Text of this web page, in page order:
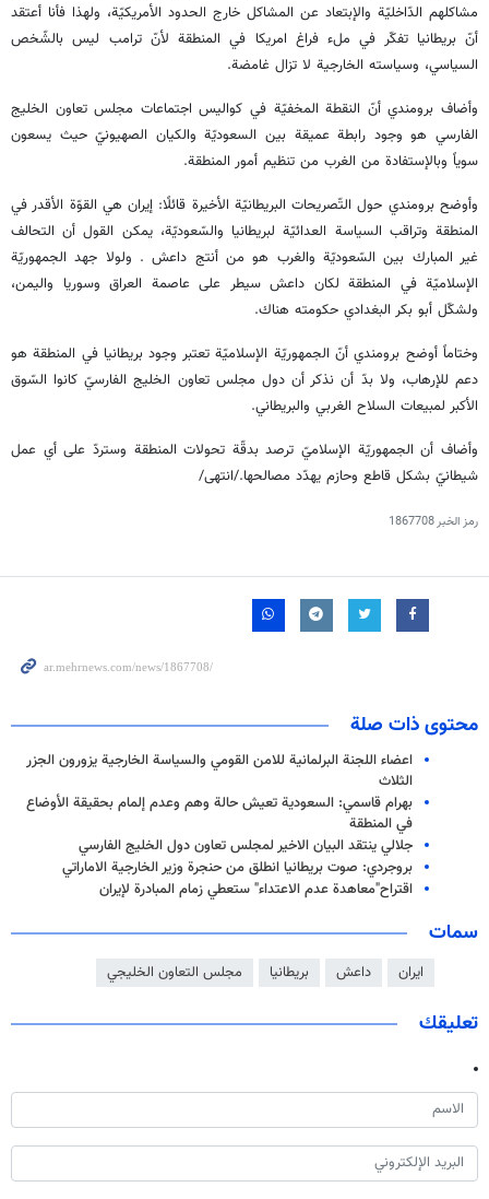
مشاكلهم الدّاخليّة والإبتعاد عن المشاكل خارج الحدود الأمريكيّة، ولهذا فأنا أعتقد
أنّ بريطانيا تفكّر في ملء فراغ امريكا في المنطقة لأنّ ترامب ليس بالشّخص
السياسي، وسياسته الخارجية لا تزال غامضة.
وأضاف برومندي أنّ النقطة المخفيّة في كواليس اجتماعات مجلس تعاون الخليج
الفارسي هو وجود رابطة عميقة بين السعوديّة والكيان الصهيونيّ حيث يسعون
سوياً وبالإستفادة من الغرب من تنظيم أمور المنطقة.
وأوضح برومندي حول التّصريحات البريطانيّة الأخيرة قائلًا: إيران هي القوّة الأقدر في
المنطقة وتراقب السياسة العدائيّة لبريطانيا والسّعوديّة، يمكن القول أن التحالف
غير المبارك بين السّعوديّة والغرب هو من أنتج داعش . ولولا جهد الجمهوريّة
الإسلاميّة في المنطقة لكان داعش سيطر على عاصمة العراق وسوريا واليمن،
ولشكّل أبو بكر البغدادي حكومته هناك.
وختاماً أوضح برومندي أنّ الجمهوريّة الإسلاميّة تعتبر وجود بريطانيا في المنطقة هو
دعم للإرهاب، ولا بدّ أن نذكر أن دول مجلس تعاون الخليج الفارسيّ كانوا السّوق
الأكبر لمبيعات السلاح الغربي والبريطاني.
وأضاف أن الجمهوريّة الإسلاميّ ترصد بدقّة تحولات المنطقة وستردّ على أي عمل
شيطانيّ بشكل قاطع وحازم يهدّد مصالحها./انتهی/
رمز الخبر1867708
محتوى ذات صلة
اعضاء اللجنة البرلمانية للامن القومي والسياسة الخارجية يزورون الجزر
الثلاث
بهرام قاسمي: السعودية تعيش حالة وهم وعدم إلمام بحقيقة الأوضاع
في المنطقة
جلالي ينتقد البيان الاخير لمجلس تعاون دول الخليج الفارسي
بروجردي: صوت بريطانيا انطلق من حنجرة وزير الخارجية الاماراتي
اقتراح"معاهدة عدم الاعتداء" ستعطي زمام المبادرة لإيران
سمات
ايران داعش بريطانيا مجلس التعاون الخليجي
تعليقك